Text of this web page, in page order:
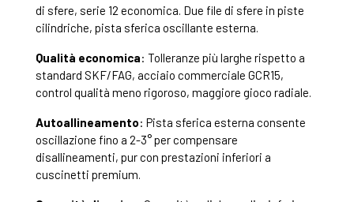
di sfere, serie 12 economica. Due file di sfere in piste
cilindriche, pista sferica oscillante esterna.
Qualità economica: Tolleranze più larghe rispetto a
standard SKF/FAG, acciaio commerciale GCR15,
control qualità meno rigoroso, maggiore gioco radiale.
Autoallineamento: Pista sferica esterna consente
oscillazione fino a 2-3° per compensare
disallineamenti, pur con prestazioni inferiori a
cuscinetti premium.